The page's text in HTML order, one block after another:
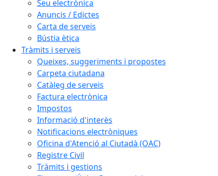
Seu electrònica
Anuncis / Edictes
Carta de serveis
Bústia ètica
Tràmits i serveis
Queixes, suggeriments i propostes
Carpeta ciutadana
Catàleg de serveis
Factura electrònica
Impostos
Informació d'interès
Notificacions electròniques
Oficina d'Atenció al Ciutadà (OAC)
Registre Civil
Tràmits i gestions